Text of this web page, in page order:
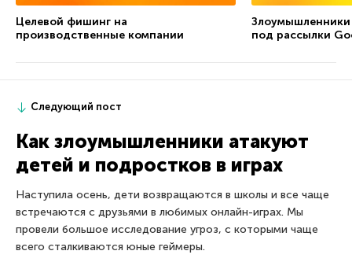
Целевой фишинг на
производственные компании
под рассылки
Следующий пост
Как злоумышленники атакуют
детей и подростков в играх
Наступила осень, дети возвращаются в школы и все чаще
встречаются с друзьями в любимых онлайн-играх. Мы
провели большое исследование угроз, с которыми чаще
всего сталкиваются юные геймеры.